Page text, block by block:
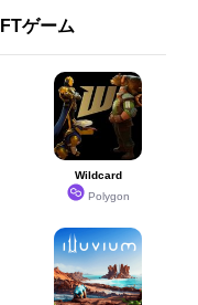
ゲーム
Wildcard
Polygon